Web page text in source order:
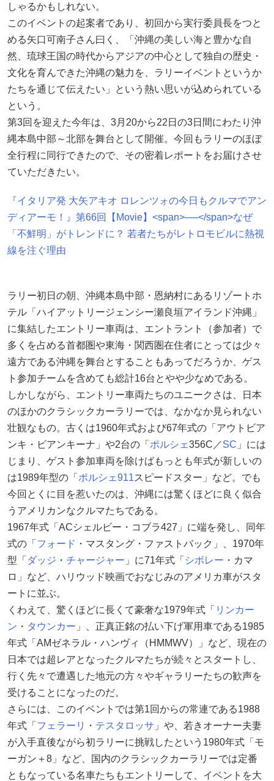
しゃるかもしれない。
このイベントの起案者であり、初回から実行委員長をつと
める矢口可南子さん曰く、「沖縄の美しい海と豊かな自
然、琉球王国の時代からアジアの中心として独自の歴史・
文化を育んできた沖縄の魅力を、ラリーイベントというか
たちを通じて伝えたい」という熱い思いが込められている
という。
第3回を迎えた今年は、3月20から22日の3日間にわたり沖
縄本島中部～北部を舞台として開催。今回もラリーのほぼ
全行程に同行できたので、その密着レポートをお届けさせ
ていただきたい。
『イタリア発 大矢アキオ ロレンツォの今日もクルマでアン
ディアーモ！』第66回【Movie】<span>──</span>なぜ
「不鮮明」がトレンドに？ 若者たちがレトロモビルに熱視
線を注ぐ理由
ラリー初日の朝、沖縄本島中部・恩納村にあるリゾートホ
テル「ハイアットリージェンシー瀬良垣アイランド沖縄」
に集結したエントリー車両は、エントラント（参加者）で
多くを占める首都圏や東海・関西圏在住者にとっては少々
遠方である沖縄を舞台とすることもあってだろうか、ゲス
ト参加チームを含めても総計16台とやや少なめである。
しかしながら、エントリー車両たちのユニークさは、日本
のほかのクラシックカーラリーでは、なかなか見られない
壮観なもの。古くは1960年式および67年式の「アウトビア
ンキ・ビアンキーナ」や2台の「 ポルシェ356C／SC 」には
じまり、ゲスト参加車両を除けばもっとも年式が新しいの
は1989年型の「 ポルシェ911スピードスター」など。でも
今回とくに目を惹いたのは、沖縄には驚くほどに良く似合
うアメリカンなクルマたちである。
1967年式「ACシェルビー・コブラ427」に端を発し、同年
式の「 フォード ・マスタング・ファストバック」、1970年
型「 ダッジ ・ チャージャー 」に71年式「 シボレー ・カマ
ロ」など、ハリウッド映画でおなじみのアメリカ車がスタ
ートに並ぶ。
くわえて、驚くほどに長くて豪奢な1979年式「 リンカー
ン ・ タウンカー 」、正真正銘の払い下げ軍用車である1985
年式「AMゼネラル・ハンヴィ（HMMWV）」など、現在の
日本では超レアとなったクルマたちが続々とスタートし、
行く先々で遭遇した地元の方々やギャラリーたちの歓声を
受けることになったのだ。
さらには、このイベントでは第1回からの常連である1988
年式「 フェラーリ ・ テスタロッサ 」や、若きオーナー夫妻
が入手直後ながら初ラリーに挑戦したという1980年式「モ
ーガン＋8」など、国内のクラシックカーラリーでは定番
ともなっている名車たちもエントリーして、イベントを大